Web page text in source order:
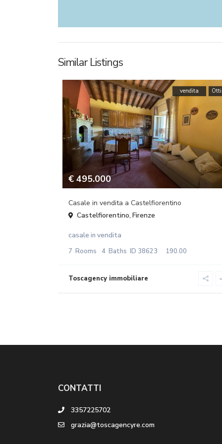
Similar Listings
€ 495.000
vendita
Casale in vendita a Castelfiorentino
Castelfiorentino, Firenze
casale in vendita
7 Rooms 4 Baths ID 38623 190.00
CONTATTI
3357225702
grazia@toscagencyre.com